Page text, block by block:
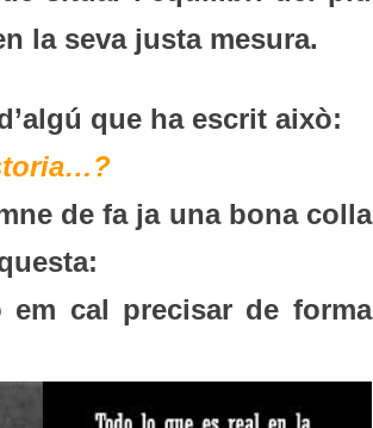
la seva justa mesura.
que ha escrit això:
de fa ja una bona colla
em cal precisar de forma